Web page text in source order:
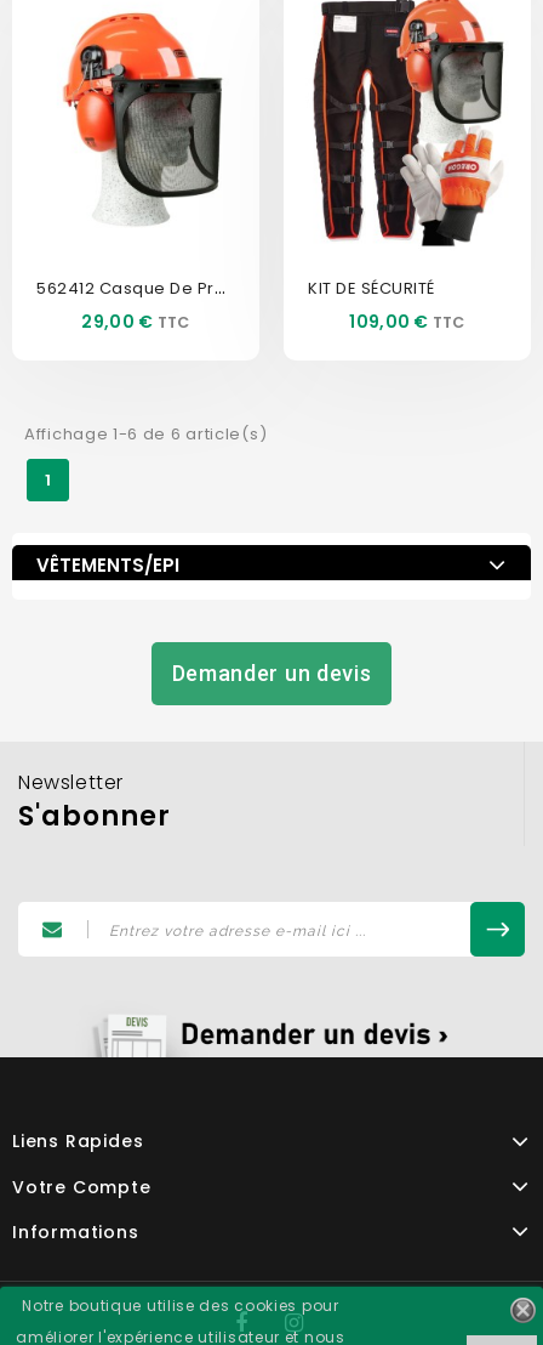
Notre boutique utilise des cookies pour
améliorer l'expérience utilisateur et nous
562412 Casque De Protection...
Prix
29,00 €
KIT DE SÉCURITÉ
Prix
109,00 €
Affichage 1-6 de 6 article(s)
1
VÊTEMENTS/EPI
Demander un devis
Newsletter
S'abonner
Liens Rapides
Votre Compte
Informations